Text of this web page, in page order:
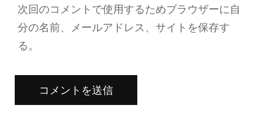
次回のコメントで使用するためブラウザーに自
分の名前、メールアドレス、サイトを保存す
る。